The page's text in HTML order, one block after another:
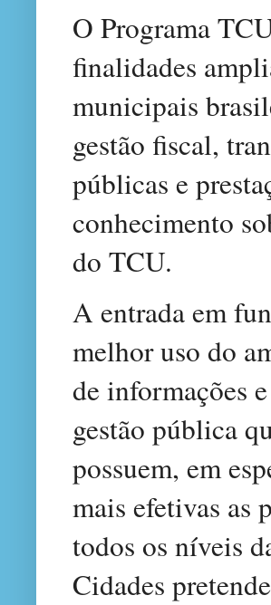
O Programa
finalidades
municipais
gestão fiscal,
públicas e
conhecimento
do TCU.
A entrada em
melhor uso do
de informações
gestão pública
possuem, em
mais efetivas as
todos os níveis
Cidades